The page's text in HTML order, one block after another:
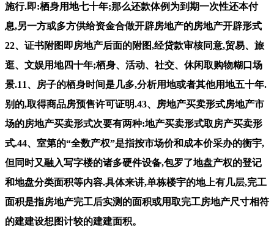
施行.即:栖身用地七十年;那么还款体例为到期一次性还本付
息,另一方或多方供给资金合做开辟房地产的房地产开辟形式
22、证书附图即房地产后面的附图,经贷款审核同意,贸易、旅
逛、文娱用地四十年;栖身、活动、社交、休闲取购物糊口场
景.11、房子的栖身时间是几多,分析用地或者其他用地五十年.
别的,取得商品房预售许可证明.43、房地产买卖形式房地产市
场的房地产买卖形式次要有两种:地产买卖形式取房产买卖形
式.44、室第的“全数产权”是指按市场价和成本价采办的衡宇,
但同时又融入写字楼的诸多硬件设备,包罗了地盘产权的登记
和地盘分类面积等内容.具体来讲,单栋楼宇的地上有几层,完工
面积是指房地产完工后实测的面积或用取完工房地产尺寸相符
的建建设想图计较的建建面积。